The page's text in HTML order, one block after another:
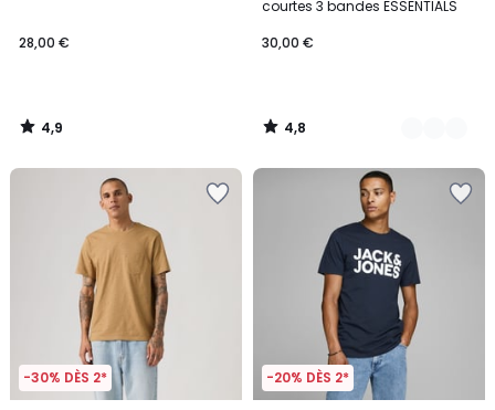
28,00 €
4,9
/
courtes 3 bandes ESSENTIALS
30,00 €
4,8
/
-30% DÈS 2* -20% DÈS 2*